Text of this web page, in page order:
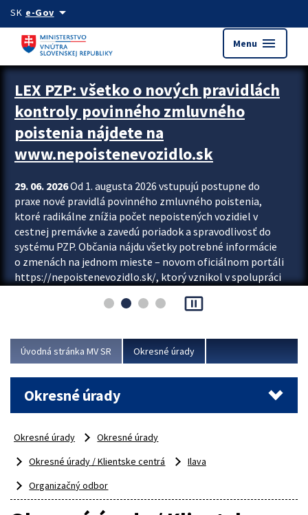
Preskocit na hlavný obsah
SK e-Govarrow_drop_down
Menu menu
Zastavit automatický posun upútavok
LEX PZP: všetko o nových pravidlách
kontroly povinného zmluvného
poistenia nájdete na
www.nepoistenevozidlo.sk
29. 06. 2026Od 1. augusta 2026 vstupujú postupne do
praxe nové pravidlá povinného zmluvného poistenia,
ktoré radikálne znížia počet nepoistených vozidiel v
cestnej premávke a zavedú poriadok a spravodlivosť do
systému PZP. Občania nájdu všetky potrebné informácie
o zmenách na jednom mieste – novom oficiálnom portáli
https://nepoistenevozidlo.sk/, ktorý vznikol v spolupráci
asociácie poisťovní (SLASPO) a Ministerstva vnútra SR.
Viac
pause_presentation
Úvodná stránka MV SR Okresné úrady
Okresné úrady
Okresné úrady
Okresné úrady
Okresné úrady / Klientske centrá
Ilava
Organizačný odbor